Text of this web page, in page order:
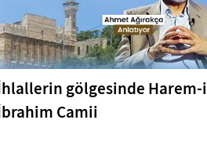
gölgesinde Harem-i
Camii